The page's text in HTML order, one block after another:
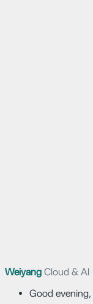
Weiyang Cloud & AI
Good